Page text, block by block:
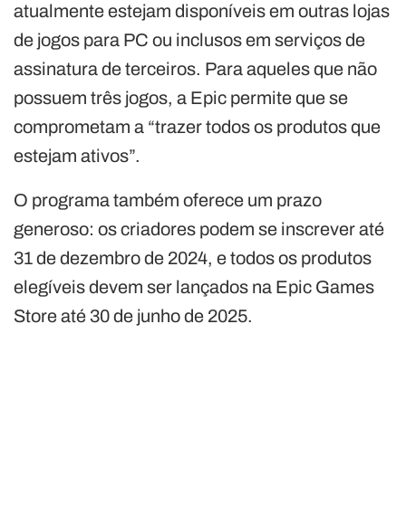
atualmente estejam disponíveis em outras lojas
de jogos para PC ou inclusos em serviços de
assinatura de terceiros. Para aqueles que não
possuem três jogos, a Epic permite que se
comprometam a “trazer todos os produtos que
estejam ativos”.
O programa também oferece um prazo
generoso: os criadores podem se inscrever até
31 de dezembro de 2024, e todos os produtos
elegíveis devem ser lançados na Epic Games
Store até 30 de junho de 2025.